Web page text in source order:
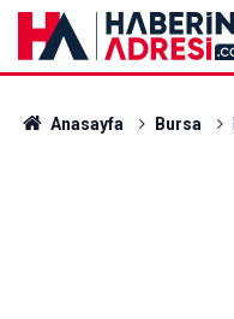
Anasayfa Bursa